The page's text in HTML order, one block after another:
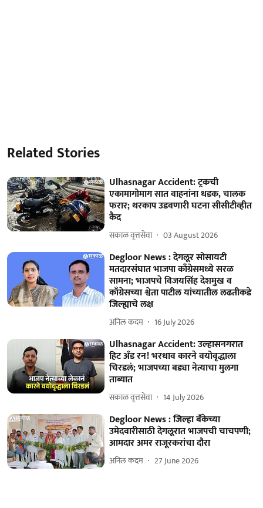
Related Stories
Ulhasnagar Accident: ट्रकची
एकामागोमाग सात वाहनांना धडक, चालक
फरार; थरकाप उडवणारी घटना सीसीटीव्हीत
कैद
सकाळ वृत्तसेवा 03 August 2026
Degloor News : देगलूर सोसायटी
मतदारसंघात भाजपा काँग्रेसमध्ये सरळ
सामना; भाजपचे विजयसिंह देशमुख व
काँग्रेसच्या श्वेता पाटील यांच्यातील लढतीकडे
जिल्ह्याचे लक्ष
अनिल कदम 16 July 2026
Ulhasnagar Accident: उल्हासनगरात
हिट अँड रन! भरधाव कारने वयोवृद्धाला
चिरडलं; भाजपच्या बड्या नेत्याचा मुलगा
ताब्यात
सकाळ वृत्तसेवा 14 July 2026
Degloor News : जिल्हा बँकेच्या
उमेदवारीसाठी देगलूरात भाजपची चाचपणी;
आमदार अमर राजूरकरांचा दौरा
अनिल कदम 27 June 2026